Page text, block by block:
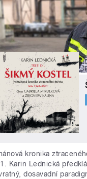
kronika
Karin Lednická
dosavadní